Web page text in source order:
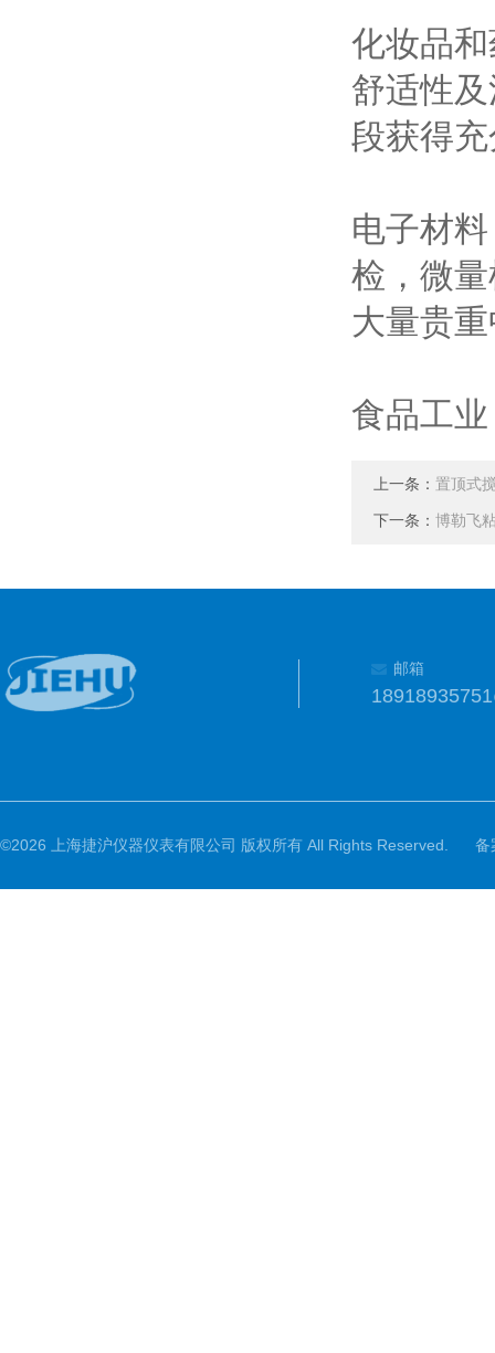
化妆品
舒适性
段获得
电子材
检，微
大量贵
食品工
上一条： 置顶式
下一条： 博勒飞
邮箱
©2026 上海捷沪仪器仪表有限公司 版权所有 All Rights Reserved. 备